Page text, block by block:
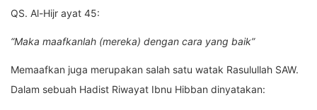
QS. Al-Hijr ayat 45:
“Maka maafkanlah (mereka) dengan cara yang baik”
Memaafkan juga merupakan salah satu watak Rasulullah SAW.
Dalam sebuah Hadist Riwayat Ibnu Hibban dinyatakan: